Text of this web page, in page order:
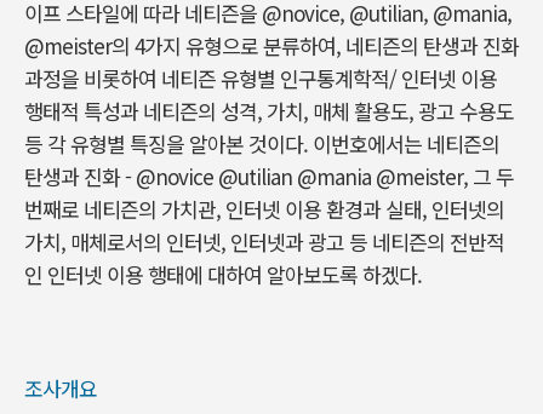
이프 스타일에 따라 네티즌을 @novice, @utilian, @mania,
@meister의 4가지 유형으로 분류하여, 네티즌의 탄생과 진화
과정을 비롯하여 네티즌 유형별 인구통계학적/ 인터넷 이용
행태적 특성과 네티즌의 성격, 가치, 매체 활용도, 광고 수용도
등 각 유형별 특징을 알아본 것이다. 이번호에서는 네티즌의
탄생과 진화 - @novice @utilian @mania @meister, 그 두
번째로 네티즌의 가치관, 인터넷 이용 환경과 실태, 인터넷의
가치, 매체로서의 인터넷, 인터넷과 광고 등 네티즌의 전반적
인 인터넷 이용 행태에 대하여 알아보도록 하겠다.
조사개요